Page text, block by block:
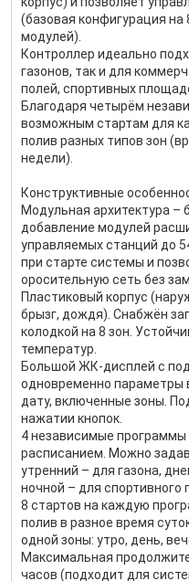
(базовая конфигурация
модулей).
Контроллер идеально
газонов, так и для
полей, спортивных
Благодаря четырём
возможным стартам для
полив разных типов зон
недели).
Конструктивные
Модульная архитектура –
добавление модулей
управляемых станций до
при старте системы и
оросительную сеть без
Пластиковый корпус
брызг, дождя). Снабжён
колодкой на 8 зон.
температур.
Большой ЖК-дисплей с
одновременно параметры
дату, включенные зоны.
нажатии кнопок.
4 независимые программы
расписанием. Можно
утренний – для газона,
ночной – для спортивного
8 стартов на каждую
полив в разное время
одной зоны: утро, день,
Максимальная
часов (подходит для